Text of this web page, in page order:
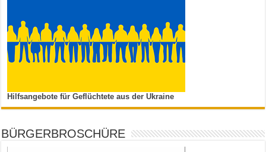
Hilfsangebote für Geflüchtete aus der Ukraine
BÜRGERBROSCHÜRE